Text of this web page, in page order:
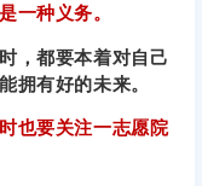
一种义务。
，都要本着对自己
拥有好的未来。
也要关注一志愿院